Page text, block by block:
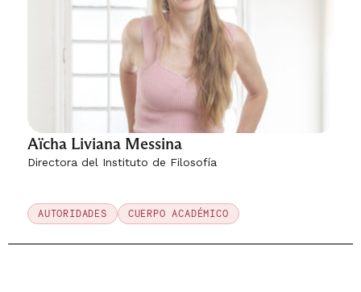
Aïcha Liviana Messina
Directora del Instituto de Filosofía
AUTORIDADES CUERPO ACADÉMICO